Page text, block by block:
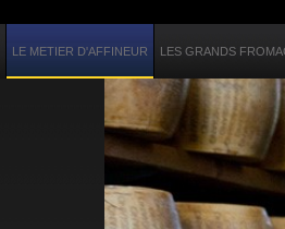
LE METIER D'AFFINEUR LES GRANDS